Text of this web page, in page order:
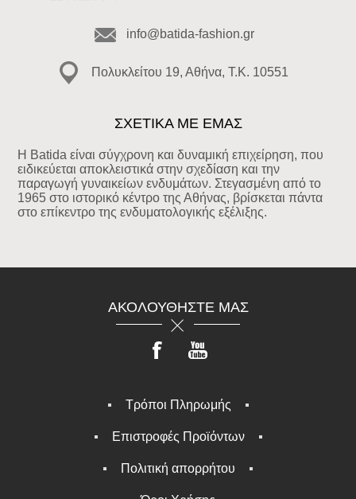
info@batida-fashion.gr
Πολυκλείτου 19, Αθήνα, T.K. 10551
ΣΧΕΤΙΚΑ ΜΕ ΕΜΑΣ
Η Batida είναι σύγχρονη και δυναμική επιχείρηση, που
ειδικεύεται αποκλειστικά στην σχεδίαση και την
παραγωγή γυναικείων ενδυμάτων. Στεγασμένη από το
1965 στο ιστορικό κέντρο της Αθήνας, βρίσκεται πάντα
στο επίκεντρο της ενδυματολογικής εξέλιξης.
ΑΚΟΛΟΥΘΉΣΤΕ ΜΑΣ
Τρόποι Πληρωμής
Επιστροφές Προϊόντων
Πολιτική απορρήτου